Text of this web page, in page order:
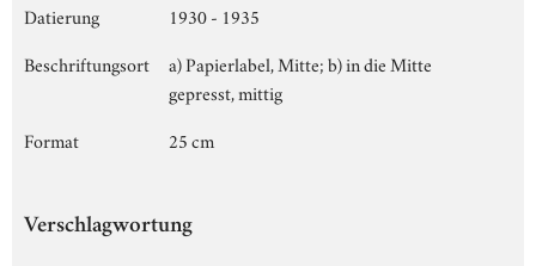
Datierung
1930 - 1935
Beschriftungsort
a) Papierlabel, Mitte; b) in die Mitte
gepresst, mittig
Format
25 cm
Verschlagwortung